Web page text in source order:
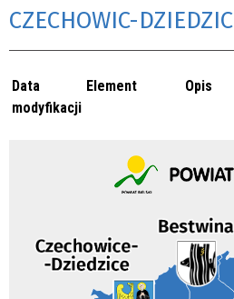
CZECHOWIC-DZIEDZIC
Data
modyfikacji
Element Opis